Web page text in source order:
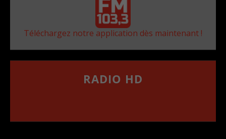
Téléchargez notre application dès maintenant !
RADIO HD